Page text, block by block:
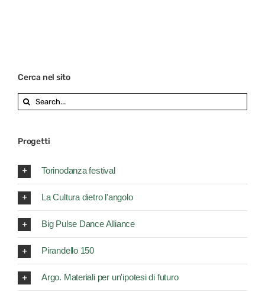
Cerca nel sito
Search
for:
Progetti
Torinodanza festival
La Cultura dietro l'angolo
Big Pulse Dance Alliance
Pirandello 150
Argo. Materiali per un'ipotesi di futuro